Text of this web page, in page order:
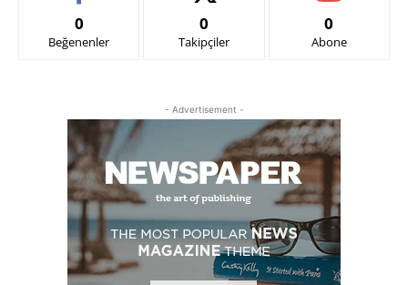
0
Beğenenler
0
Takipçiler
0
Abone
- Advertisement -